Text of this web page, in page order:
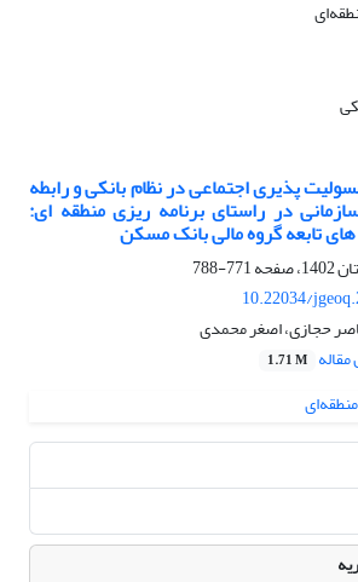
پذیری اجتماعی در نظام بانکی و رابطه
در راستای برنامه ریزی منطقه ای:
تابعه گروه مالی بانک مسکن
771-788
10.22034/
حجازی، اصغر محمدی
1.71 M